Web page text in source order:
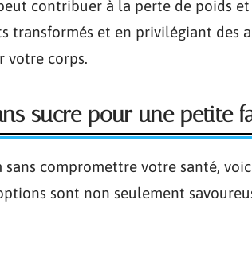
contribuer à la perte de poids
transformés et en privilégiant des
votre corps.
sucre pour une petite
compromettre votre santé,
sont non seulement